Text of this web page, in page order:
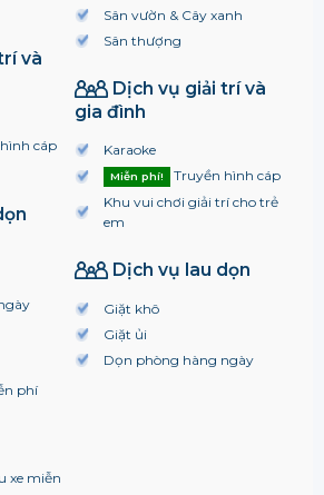
và
cáp
phí
xe miễn
Sân vườn & Cây xanh
Sân thượng
Dịch vụ giải trí và
gia đình
Karaoke
Miễn phí!
Truyền hình cáp
Khu vui chơi giải trí cho trẻ
em
Dịch vụ lau dọn
Giặt khô
Giặt ủi
Dọn phòng hàng ngày